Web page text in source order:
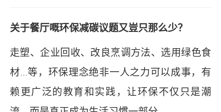
关于餐厅嘅环保减碳议题又豈只那么少？
走塑、企业回收、改良烹调方法、选用绿色食
材...等，环保理念绝非一人之力可以成事，有
赖更广泛的教育和实践，让环保不仅只是潮